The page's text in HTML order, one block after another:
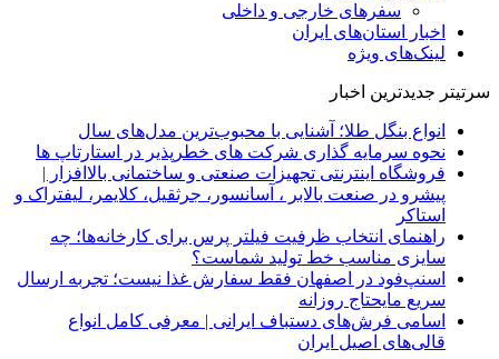
سفرهای خارجی و داخلی
اخبار استان‌های ایران
لینک‌های ویژه
سرتیتر جدیدترین اخبار
انواع بنگل طلا؛ آشنایی با محبوب‌ترین مدل‌های سال
نحوه سرمایه‌ گذاری شرکت‌ های خطرپذیر در استارتاپ ها
فروشگاه اینترنتی تجهیزات صنعتی و ساختمانی بالاافزار |
پیشرو در صنعت بالابر ، آسانسور، جرثقیل، کلایمر، لیفتراک و
استاکر
راهنمای انتخاب ظرفیت فیلتر پرس برای کارخانه‌ها؛ چه
سایزی مناسب خط تولید شماست؟
اسنپ‌فود در اصفهان فقط سفارش غذا نیست؛ تجربه ارسال
سریع مایحتاج روزانه
اسامی فرش‌های دستباف ایرانی | معرفی کامل انواع
قالی‌های اصیل ایران